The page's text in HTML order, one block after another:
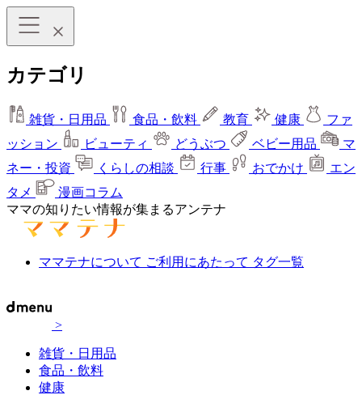
カテゴリ
雑貨・日用品 食品・飲料 教育 健康
ファ
ッション
ビューティ どうぶつ ベビー用品
マ
ネー・投資
くらしの相談 行事 おでかけ
エン
タメ
漫画コラム
ママの知りたい情報が集まるアンテナ
ママテナについて ご利用にあたって タグ一覧
>
雑貨・日用品
食品・飲料
健康